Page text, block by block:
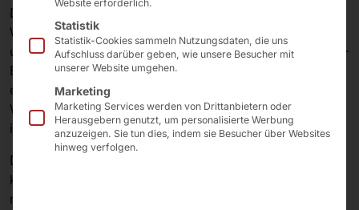
Der POLYTOUCH® PIXI15.6 setzt neue Maßstäbe in der
Welt der Selbstbedienungstechnologie. Mit seiner
ultrakompakten Größe, die kaum größer als ein DIN-A4-
Blatt ist, fügt sich dieser Kiosk mühelos in jeden Raum
ein. Dank seiner vielseitigen Montagemöglichkeiten als
Wallmount oder Deskmount passt er sich perfekt Ihren
individuellen Anforderungen an.
Dank seines reaktionsschnellen 15,6-Zoll-Touchscreens
können Ihre Gäste Bestellungen selbstständig und
mühelos aufgeben, was Wartezeiten reduziert und die
Website erforderlich.
Statistik
Statistik-Cookies sammeln Nutzungsdaten, die uns
Aufschluss darüber geben, wie unsere Besucher mit
unserer Website umgehen.
Marketing
Marketing Services werden von Drittanbietern oder
Herausgebern genutzt, um personalisierte Werbung
anzuzeigen. Sie tun dies, indem sie Besucher über Websites
hinweg verfolgen.